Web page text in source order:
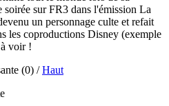
sur FR3 dans l'émission La
un personnage culte et refait
les coproductions Disney (exemple
voir !
(0) /Haut